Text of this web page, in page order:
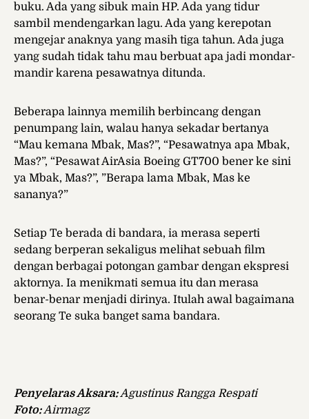
buku. Ada yang sibuk main HP. Ada yang tidur
sambil mendengarkan lagu. Ada yang kerepotan
mengejar anaknya yang masih tiga tahun. Ada juga
yang sudah tidak tahu mau berbuat apa jadi mondar-
mandir karena pesawatnya ditunda.
Beberapa lainnya memilih berbincang dengan
penumpang lain, walau hanya sekadar bertanya
“Mau kemana Mbak, Mas?”, “Pesawatnya apa Mbak,
Mas?”, “Pesawat AirAsia Boeing GT700 bener ke sini
ya Mbak, Mas?”, ”Berapa lama Mbak, Mas ke
sananya?”
Setiap Te berada di bandara, ia merasa seperti
sedang berperan sekaligus melihat sebuah film
dengan berbagai potongan gambar dengan ekspresi
aktornya. Ia menikmati semua itu dan merasa
benar-benar menjadi dirinya. Itulah awal bagaimana
seorang Te suka banget sama bandara.
Penyelaras Aksara:Agustinus Rangga Respati
Foto:Airmagz